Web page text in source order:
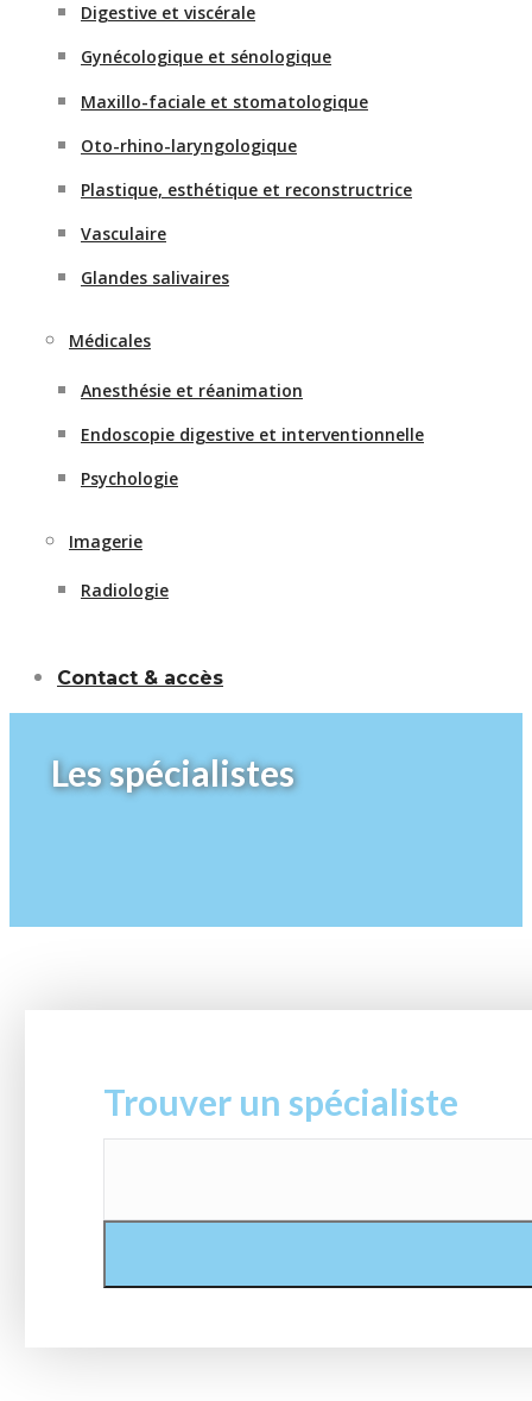
Digestive et viscérale
Gynécologique et sénologique
Maxillo-faciale et stomatologique
Oto-rhino-laryngologique
Plastique, esthétique et reconstructrice
Vasculaire
Glandes salivaires
Médicales
Anesthésie et réanimation
Endoscopie digestive et interventionnelle
Psychologie
Imagerie
Radiologie
Contact & accès
Les spécialistes
Trouver un spécialiste